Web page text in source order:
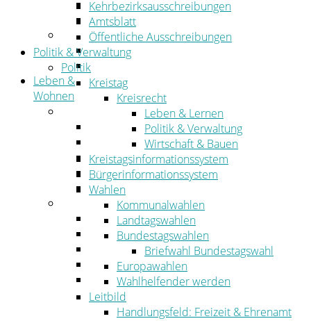
Straßen- und Radwegebau
Landwirtschaft
Tourismus
Freizeit und Urlaub im Landkreis
Veranstaltungen
Leben &
Wohnen
Migration
Schulen, Bildung, Sport und Kultur
Soziales
Gesundheit
Jugend, Familie und Senioren
Bauen und Planen
Abfall
Umwelt
Ordnung
Kehrbezirksausschreibungen
Amtsblatt
Öffentliche Ausschreibungen
Politik & Verwaltung
Politik
Kreistag
Kreisrecht
Leben & Lernen
Politik & Verwaltung
Wirtschaft & Bauen
Kreistagsinformationssystem
Bürgerinformationssystem
Wahlen
Kommunalwahlen
Landtagswahlen
Bundestagswahlen
Briefwahl Bundestagswahl
Europawahlen
Wahlhelfender werden
Leitbild
Handlungsfeld: Freizeit & Ehrenamt